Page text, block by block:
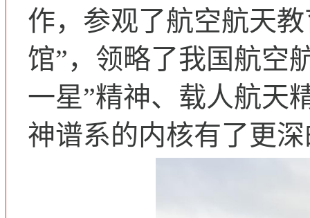
作，参观了航空航天
馆”，领略了我国航空
一星”精神、载人航天
神谱系的内核有了更